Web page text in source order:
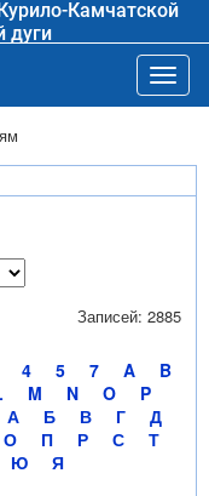
Камчатской
дуги
4 5 7 A
B
M N O
P
А Б В Г
Д
О П Р С
Т
Ю Я
Записей: 2885